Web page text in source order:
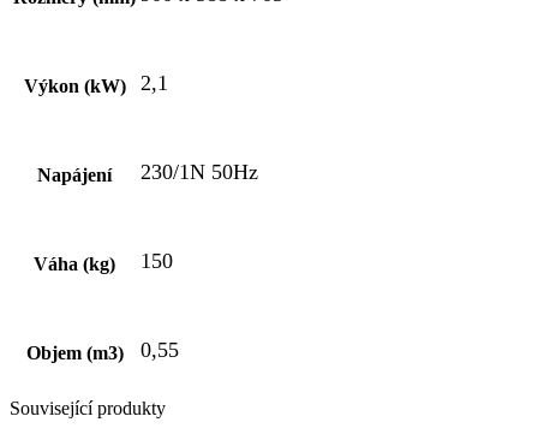
Výkon (kW) 2,1
Napájení 230/1N 50Hz
Váha (kg) 150
Objem (m3) 0,55
Související produkty